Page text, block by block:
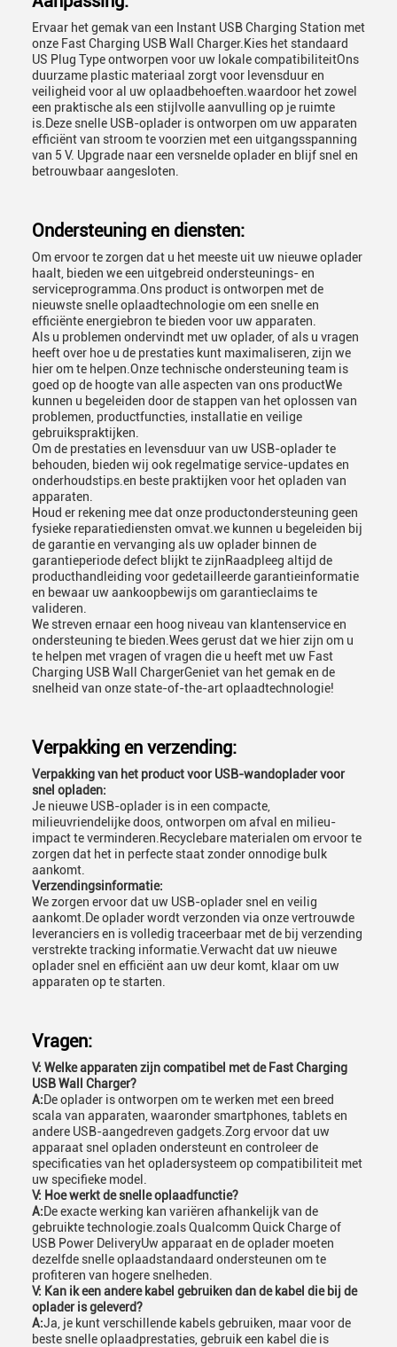
Ervaar het gemak van een Instant USB Charging Station met
onze Fast Charging USB Wall Charger.Kies het standaard
US Plug Type ontworpen voor uw lokale compatibiliteitOns
duurzame plastic materiaal zorgt voor levensduur en
veiligheid voor al uw oplaadbehoeften.waardoor het zowel
een praktische als een stijlvolle aanvulling op je ruimte
is.Deze snelle USB-oplader is ontworpen om uw apparaten
efficiënt van stroom te voorzien met een uitgangsspanning
van 5 V. Upgrade naar een versnelde oplader en blijf snel en
betrouwbaar aangesloten.
Ondersteuning en diensten:
Om ervoor te zorgen dat u het meeste uit uw nieuwe oplader
haalt, bieden we een uitgebreid ondersteunings- en
serviceprogramma.Ons product is ontworpen met de
nieuwste snelle oplaadtechnologie om een snelle en
efficiënte energiebron te bieden voor uw apparaten.
Als u problemen ondervindt met uw oplader, of als u vragen
heeft over hoe u de prestaties kunt maximaliseren, zijn we
hier om te helpen.Onze technische ondersteuning team is
goed op de hoogte van alle aspecten van ons productWe
kunnen u begeleiden door de stappen van het oplossen van
problemen, productfuncties, installatie en veilige
gebruikspraktijken.
Om de prestaties en levensduur van uw USB-oplader te
behouden, bieden wij ook regelmatige service-updates en
onderhoudstips.en beste praktijken voor het opladen van
apparaten.
Houd er rekening mee dat onze productondersteuning geen
fysieke reparatiediensten omvat.we kunnen u begeleiden bij
de garantie en vervanging als uw oplader binnen de
garantieperiode defect blijkt te zijnRaadpleeg altijd de
producthandleiding voor gedetailleerde garantieinformatie
en bewaar uw aankoopbewijs om garantieclaims te
valideren.
We streven ernaar een hoog niveau van klantenservice en
ondersteuning te bieden.Wees gerust dat we hier zijn om u
te helpen met vragen of vragen die u heeft met uw Fast
Charging USB Wall ChargerGeniet van het gemak en de
snelheid van onze state-of-the-art oplaadtechnologie!
Verpakking en verzending:
Verpakking van het product voor USB-wandoplader voor
snel opladen:
Je nieuwe USB-oplader is in een compacte,
milieuvriendelijke doos, ontworpen om afval en milieu-
impact te verminderen.Recyclebare materialen om ervoor te
zorgen dat het in perfecte staat zonder onnodige bulk
aankomt.
Verzendingsinformatie:
We zorgen ervoor dat uw USB-oplader snel en veilig
aankomt.De oplader wordt verzonden via onze vertrouwde
leveranciers en is volledig traceerbaar met de bij verzending
verstrekte tracking informatie.Verwacht dat uw nieuwe
oplader snel en efficiënt aan uw deur komt, klaar om uw
apparaten op te starten.
Vragen:
V: Welke apparaten zijn compatibel met de Fast Charging
USB Wall Charger?
A:De oplader is ontworpen om te werken met een breed
scala van apparaten, waaronder smartphones, tablets en
andere USB-aangedreven gadgets.Zorg ervoor dat uw
apparaat snel opladen ondersteunt en controleer de
specificaties van het opladersysteem op compatibiliteit met
uw specifieke model.
V: Hoe werkt de snelle oplaadfunctie?
A:De exacte werking kan variëren afhankelijk van de
gebruikte technologie.zoals Qualcomm Quick Charge of
USB Power DeliveryUw apparaat en de oplader moeten
dezelfde snelle oplaadstandaard ondersteunen om te
profiteren van hogere snelheden.
V: Kan ik een andere kabel gebruiken dan de kabel die bij de
oplader is geleverd?
A:Ja, je kunt verschillende kabels gebruiken, maar voor de
beste snelle oplaadprestaties, gebruik een kabel die is